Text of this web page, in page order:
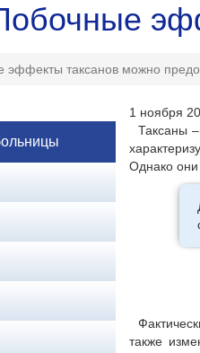
эффекты таксанов можно
1 ноября
Таксаны
Однако
также